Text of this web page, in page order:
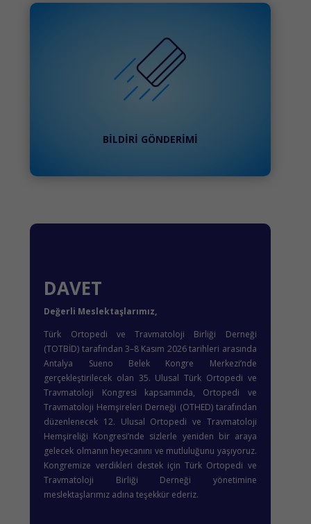
BİLDİRİ GÖNDERİMİ
DAVET
Değerli Meslektaşlarımız,
Türk Ortopedi ve Travmatoloji Birliği Derneği
(TOTBİD) tarafından 3–8 Kasım 2026 tarihleri arasında
Antalya Sueno Belek Kongre Merkezi’nde
gerçekleştirilecek olan 35. Ulusal Türk Ortopedi ve
Travmatoloji Kongresi kapsamında, Ortopedi ve
Travmatoloji Hemşireleri Derneği (OTHED) tarafından
düzenlenecek 12. Ulusal Ortopedi ve Travmatoloji
Hemşireliği Kongresi’nde sizlerle yeniden bir araya
gelecek olmanın heyecanını ve mutluluğunu yaşıyoruz.
Kongremize verdikleri destek için Türk Ortopedi ve
Travmatoloji Birliği Derneği yönetimine
meslektaşlarımız adına teşekkür ederiz.